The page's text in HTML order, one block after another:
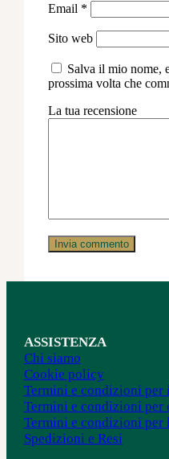
Email *
Sito web
Salva il mio nome,
prossima volta che
La tua recensione
ASSISTENZA
Chi siamo
Cookie policy
Termini e condizioni per
Termini e condizioni per
Termini e condizioni
Spedizioni e Resi